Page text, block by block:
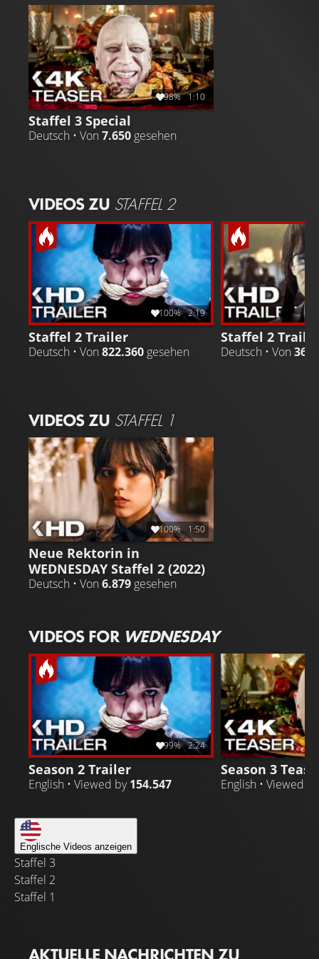
25 Jahren heimgesucht hat - und das alles, während sie
ihre neuen Beziehungen pflegt.
98% 1:10
Staffel 3 Special
Deutsch • Von 7.650 gesehen
VIDEOS ZU STAFFEL 2
100% 2:19
Staffel 2 Trailer
Deutsch • Von 822.360 gesehen
Staffel 2
Deutsch • Von
VIDEOS ZU STAFFEL 1
100% 1:50
Neue Rektorin in
WEDNESDAY Staffel 2 (2022)
Deutsch • Von 6.879 gesehen
VIDEOS FOR WEDNESDAY
99% 2:24
Season 2 Trailer
English • Viewed by154.547
Season 3
English • Viewed
Englische Videos anzeigen
Staffel 3
Staffel 2
Staffel 1
AKTUELLE NACHRICHTEN ZU